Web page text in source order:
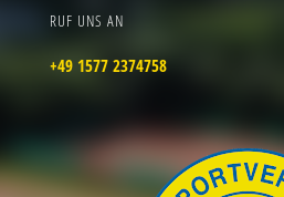
RUF UNS AN
+49 1577 2374758